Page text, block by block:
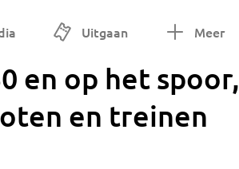
Uitgaan Meer
en op het spoor,
en treinen